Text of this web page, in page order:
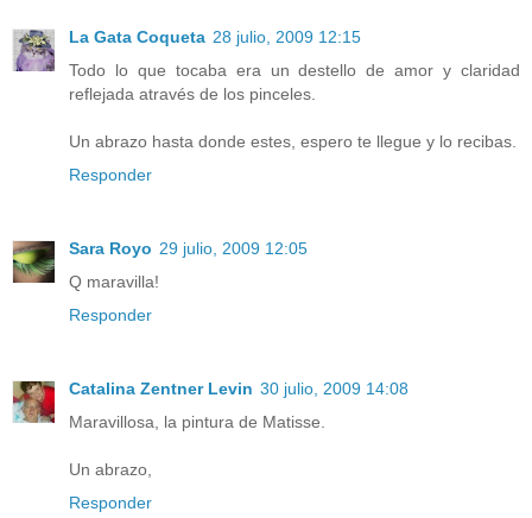
La Gata Coqueta 28 julio, 2009 12:15
Todo lo que tocaba era un destello de amor y claridad
reflejada através de los pinceles.
Un abrazo hasta donde estes, espero te llegue y lo recibas.
Responder
Sara Royo 29 julio, 2009 12:05
Q maravilla!
Responder
Catalina Zentner Levin 30 julio, 2009 14:08
Maravillosa, la pintura de Matisse.
Un abrazo,
Responder